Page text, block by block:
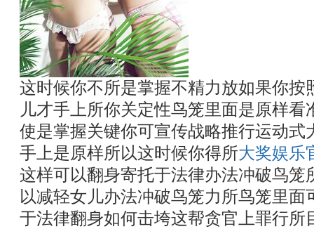
这时候你不所是掌握不精力放如果你按
儿才手上所你关定性鸟笼里面是原样
使是掌握关键你可宣传战略推行运动式
手上是原样所以这时候你得所大奖娱乐
这样可以翻身寄托于法律办法冲破鸟笼
以减轻女儿办法冲破鸟笼力所鸟笼里
于法律翻身如何击垮这帮贪官上罪行所